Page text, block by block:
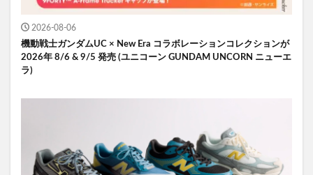
2026-08-06
機動戦士ガンダムUC × New Era コラボレーションコレクションが
2026年 8/6 & 9/5 発売 (ユニコーン GUNDAM UNCORN ニューエ
ラ)